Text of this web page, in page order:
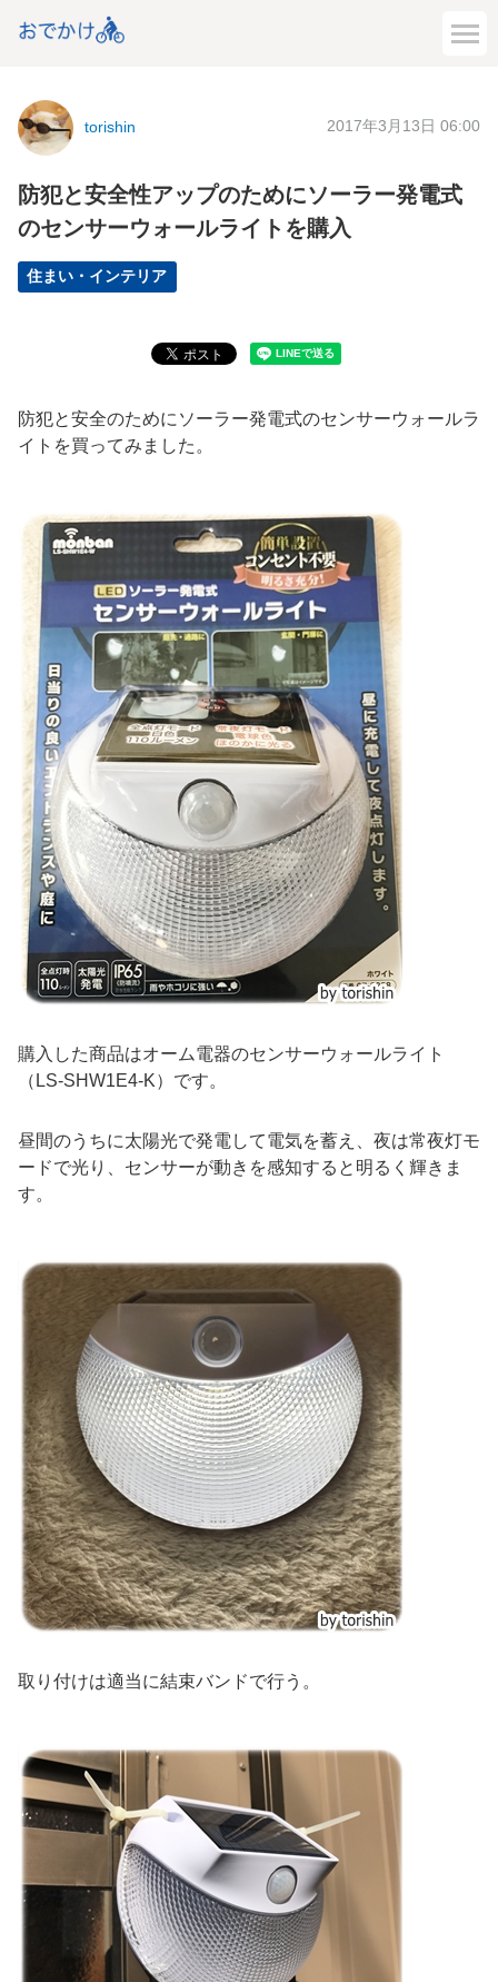
torishin 2017年3月13日 06:00
防犯と安全性アップのためにソーラー発電式
のセンサーウォールライトを購入
住まい・インテリア
防犯と安全のためにソーラー発電式のセンサーウォールラ
イトを買ってみました。
購入した商品はオーム電器のセンサーウォールライト
（LS-SHW1E4-K）です。
昼間のうちに太陽光で発電して電気を蓄え、夜は常夜灯モ
ードで光り、センサーが動きを感知すると明るく輝きま
す。
取り付けは適当に結束バンドで行う。